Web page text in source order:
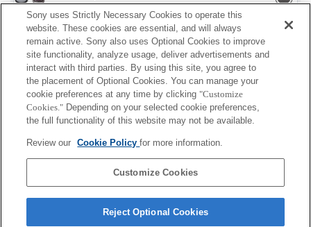
Flash / Lampada
Scheda di memoria
Alimentazione
Accessori
A seconda del paese o dell'area geografica, alcuni
prodotti visualizzati potrebbero non essere
Sony uses Strictly Necessary Cookies to operate this
website. These cookies are essential, and will always
remain active. Sony also uses Optional Cookies to improve
site functionality, analyze usage, deliver advertisements and
interact with third parties. By using this site, you agree to
the placement of Optional Cookies. You can manage your
cookie preferences at any time by clicking "Customize
Cookies." Depending on your selected cookie preferences,
the full functionality of this website may not be available.
Review our Cookie Policyfor more information.
Customize Cookies
Reject Optional Cookies